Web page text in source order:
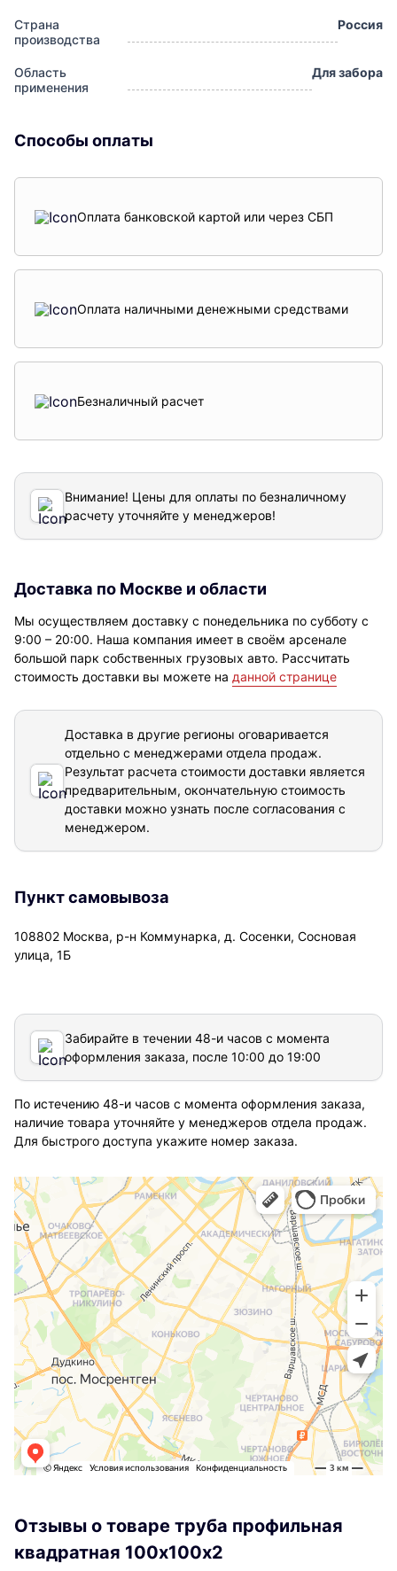
Страна
производства
Россия
Область
применения
Для забора
Способы оплаты
Оплата банковской картой или через СБП
Оплата наличными денежными средствами
Безналичный расчет
Внимание! Цены для оплаты по безналичному
расчету уточняйте у менеджеров!
Доставка по Москве и области
Мы осуществляем доставку с понедельника по субботу с
9:00 – 20:00. Наша компания имеет в своём арсенале
большой парк собственных грузовых авто. Рассчитать
стоимость доставки вы можете на данной странице
Доставка в другие регионы оговаривается
отдельно с менеджерами отдела продаж.
Результат расчета стоимости доставки является
предварительным, окончательную стоимость
доставки можно узнать после согласования с
менеджером.
Пункт самовывоза
108802 Москва, р-н Коммунарка, д. Сосенки, Сосновая
улица, 1Б
Забирайте в течении 48-и часов с момента
оформления заказа, после 10:00 до 19:00
По истечению 48-и часов с момента оформления заказа,
наличие товара уточняйте у менеджеров отдела продаж.
Для быстрого доступа укажите номер заказа.
Отзывы о товаре труба профильная
квадратная 100х100х2